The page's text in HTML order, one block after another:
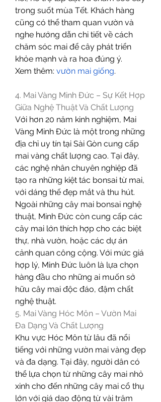
trong suốt mùa Tết. Khách hàng
cũng có thể tham quan vườn và
nghe hướng dẫn chi tiết về cách
chăm sóc mai để cây phát triển
khỏe mạnh và ra hoa đúng ý.
Xem thêm: vườn mai giống.
4. Mai Vàng Minh Đức – Sự Kết Hợp
Giữa Nghệ Thuật Và Chất Lượng
Với hơn 20 năm kinh nghiệm, Mai
Vàng Minh Đức là một trong những
địa chỉ uy tín tại Sài Gòn cung cấp
mai vàng chất lượng cao. Tại đây,
các nghệ nhân chuyên nghiệp đã
tạo ra những kiệt tác bonsai từ mai,
với dáng thế đẹp mắt và thu hút.
Ngoài những cây mai bonsai nghệ
thuật, Minh Đức còn cung cấp các
cây mai lớn thích hợp cho các biệt
thự, nhà vườn, hoặc các dự án
cảnh quan công cộng. Với mức giá
hợp lý, Minh Đức luôn là lựa chọn
hàng đầu cho những ai muốn sở
hữu cây mai độc đáo, đậm chất
nghệ thuật.
5. Mai Vàng Hóc Môn – Vườn Mai
Đa Dạng Và Chất Lượng
Khu vực Hóc Môn từ lâu đã nổi
tiếng với những vườn mai vàng đẹp
và đa dạng. Tại đây, người dân có
thể lựa chọn từ những cây mai nhỏ
xinh cho đến những cây mai cổ thụ
lớn với giá dao động từ vài trăm